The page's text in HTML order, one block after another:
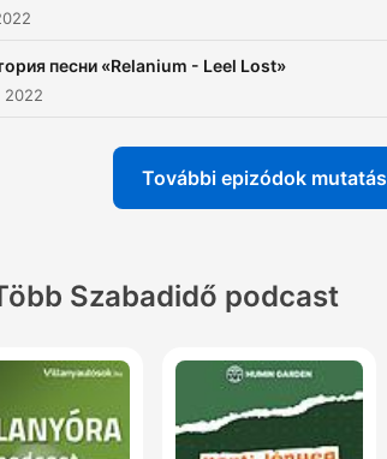
песни «Relanium - Leel Lost»
2022
További epizódok
Szabadidő podcast